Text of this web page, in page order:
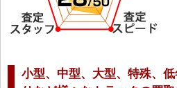
小型、中型、大型、特殊、